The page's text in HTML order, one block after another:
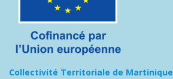
Collectivité Territoriale de Martinique